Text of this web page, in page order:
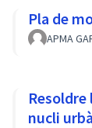
Pla de
APMA
Resoldre
nucli